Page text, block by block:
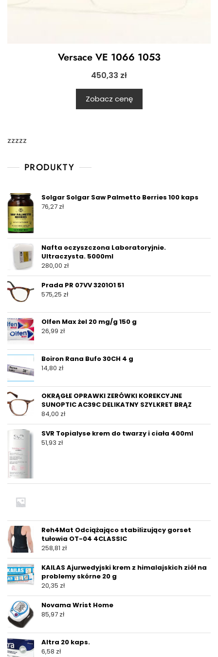
Versace VE 1066 1053
450,33 zł
Zobacz cenę
zzzzz
PRODUKTY
Solgar Solgar Saw Palmetto Berries 100 kaps
76,27 zł
Nafta oczyszczona Laboratoryjnie.
Ultraczysta. 5000ml
280,00 zł
Prada PR 07VV 3201O1 51
575,25 zł
Olfen Max żel 20 mg/g 150 g
26,99 zł
Boiron Rana Bufo 30CH 4 g
14,80 zł
OKRĄGŁE OPRAWKI ZERÓWKI KOREKCYJNE
SUNOPTIC AC39C DELIKATNY SZYLKRET BRĄZ
84,00 zł
SVR Topialyse krem do twarzy i ciała 400ml
51,93 zł
Reh4Mat Odciążająco stabilizujący gorset
tułowia OT-04 4CLASSIC
258,81 zł
KAILAS Ajurwedyjski krem z himalajskich ziół na
problemy skórne 20 g
20,35 zł
Novama Wrist Home
85,97 zł
Altra 20 kaps.
6,58 zł